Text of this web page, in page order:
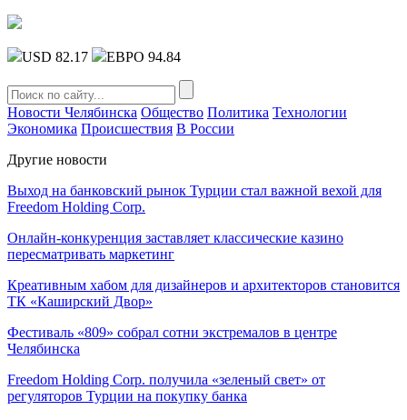
USD 82.17 ЕВРО 94.84
Новости Челябинска Общество Политика Технологии
Экономика Происшествия В России
Другие новости
Выход на банковский рынок Турции стал важной вехой для
Freedom Holding Corp.
Онлайн-конкуренция заставляет классические казино
пересматривать маркетинг
Креативным хабом для дизайнеров и архитекторов становится
ТК «Каширский Двор»
Фестиваль «809» собрал сотни экстремалов в центре
Челябинска
Freedom Holding Corp. получила «зеленый свет» от
регуляторов Турции на покупку банка